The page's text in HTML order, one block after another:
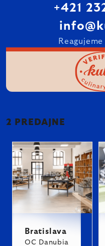
+421
2 PREDAJNE
Bratislava
OC Danubia